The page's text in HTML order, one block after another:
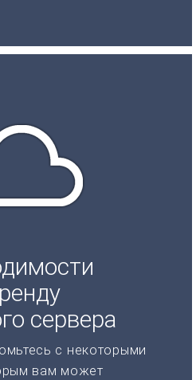
сервера
с некоторыми
вам может